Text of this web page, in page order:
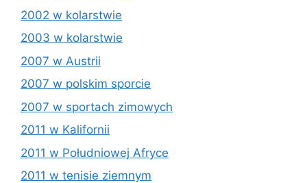
2002 w kolarstwie
2003 w kolarstwie
2007 w Austrii
2007 w polskim sporcie
2007 w sportach zimowych
2011 w Kalifornii
2011 w Południowej Afryce
2011 w tenisie ziemnym